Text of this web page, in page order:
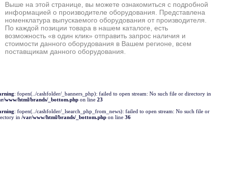
Выше на этой странице, вы можете ознакомиться с подробной
информацией о производителе оборудования. Представлена
номенклатура выпускаемого оборудования от производителя.
По каждой позиции товара в нашем каталоге, есть
возможность «в один клик» отправить запрос наличия и
стоимости данного оборудования в Вашем регионе, всем
поставщикам данного оборудования.
: fopen(../cashfolder/_banners_php): failed to open stream: No such file or directory in
www/html/brands/_bottom.php on line 23
: fopen(../cashfolder/_lsearch_php_from_news): failed to open stream: No such file or
in /var/www/html/brands/_bottom.php on line 36